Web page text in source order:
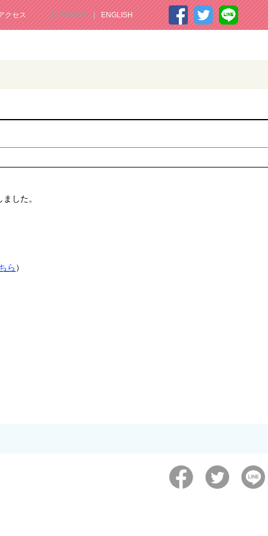
クセス JAPANESE ENGLISH
した。
ら ）